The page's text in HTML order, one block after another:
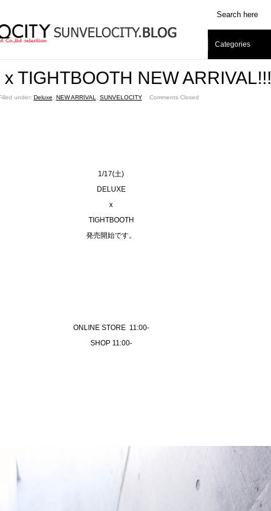
Categories
TIGHTBOOTH NEW ARRIVAL!!!
under: Deluxe NEW ARRIVAL SUNVELOCITYˑ Comments Closed
1/17(土)
DELUXE
x
TIGHTBOOTH
発売開始です。
ONLINE STORE 11:00-
SHOP 11:00-